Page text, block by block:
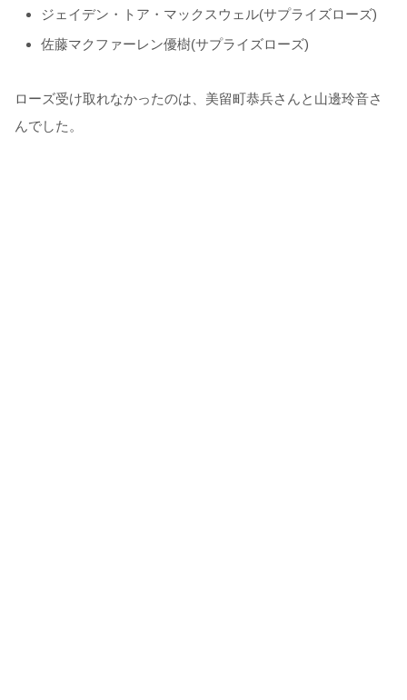
ジェイデン・トア・マックスウェル(サプライズローズ)
佐藤マクファーレン優樹(サプライズローズ)
ローズ受け取れなかったのは、美留町恭兵さんと山邊玲音さ
んでした。